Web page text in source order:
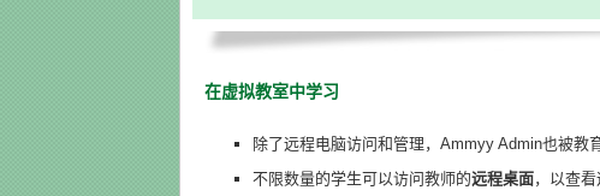
在虚拟教室中学习
除了远程电脑访问和管理，Ammyy Admin也被教
不限数量的学生可以访问教师的远程桌面，以查